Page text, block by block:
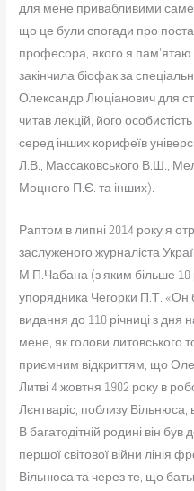
для мене привабливими саме
що це були спогади про
професора, якого я пам’ятаю
закінчила біофак за
Олександр Люціанович для
читав лекцій, його
серед інших корифеїв
Л.В., Массаковського В.Ш.,
Моцного П.Є. та інших).
Раптом в липні 2014 року я
заслуженого журналіста
М.П.Чабана (з яким більше 10
упорядника Чегорки П.Т. «Он
видання до 110 річниці з
мене, як голови литовського
приємним відкриттям, що
Литві 4 жовтня 1902 року в
Лєнтваріс, поблизу Вільнюса,
В багатодітній родині він
першої світової війни лінія
Вільнюса та через те, що